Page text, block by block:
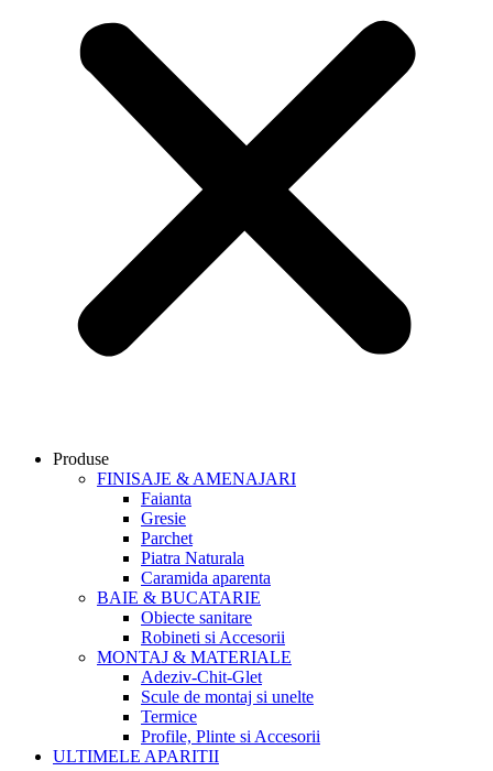
Produse
FINISAJE & AMENAJARI
Faianta
Gresie
Parchet
Piatra Naturala
Caramida aparenta
BAIE & BUCATARIE
Obiecte sanitare
Robineti si Accesorii
MONTAJ & MATERIALE
Adeziv-Chit-Glet
Scule de montaj si unelte
Termice
Profile, Plinte si Accesorii
ULTIMELE APARITII